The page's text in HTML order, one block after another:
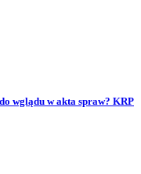
wglądu w akta spraw? KRP